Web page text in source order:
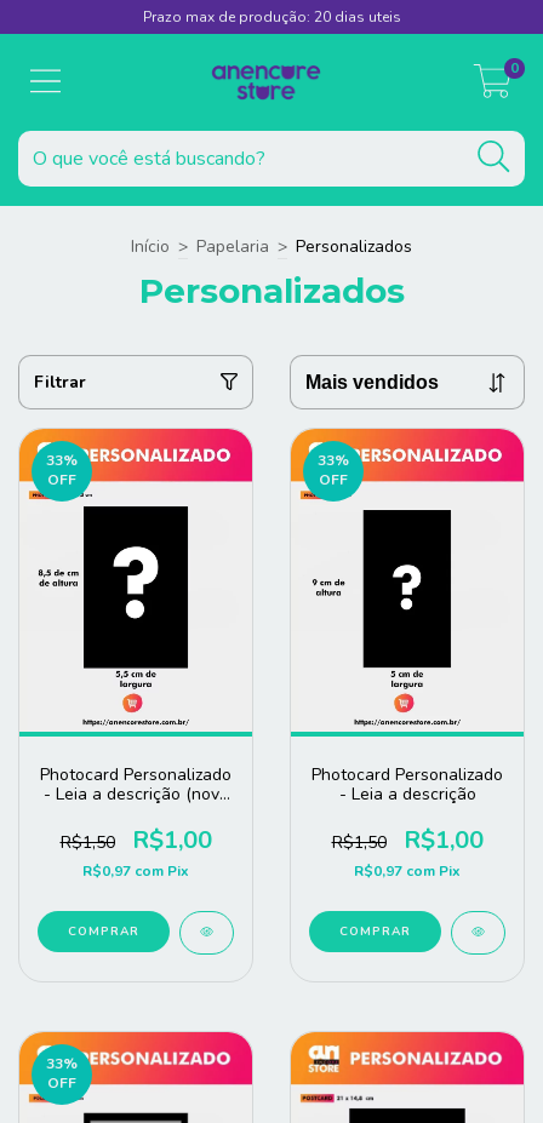
Prazo max de produção: 20 dias uteis
0
Início > Papelaria > Personalizados
Personalizados
Filtrar
33%
OFF
Photocard Personalizado
- Leia a descrição (novo
R$1,50
R$1,00
R$0,97 com Pix
COMPRAR
33%
OFF
Photocard Personalizado
- Leia a descrição
R$1,50 R$1,00
R$0,97 com Pix
COMPRAR
33%
OFF